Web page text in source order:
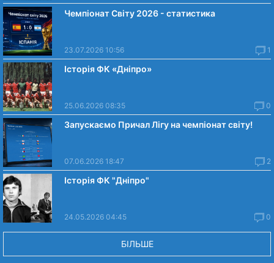
Чемпіонат Світу 2026 - статистика
23.07.2026 10:56 1
Історія ФК «Дніпро»
25.06.2026 08:35 0
Запускаємо Причал Лігу на чемпіонат світу!
07.06.2026 18:47 2
Історія ФК "Дніпро"
24.05.2026 04:45 0
БІЛЬШЕ